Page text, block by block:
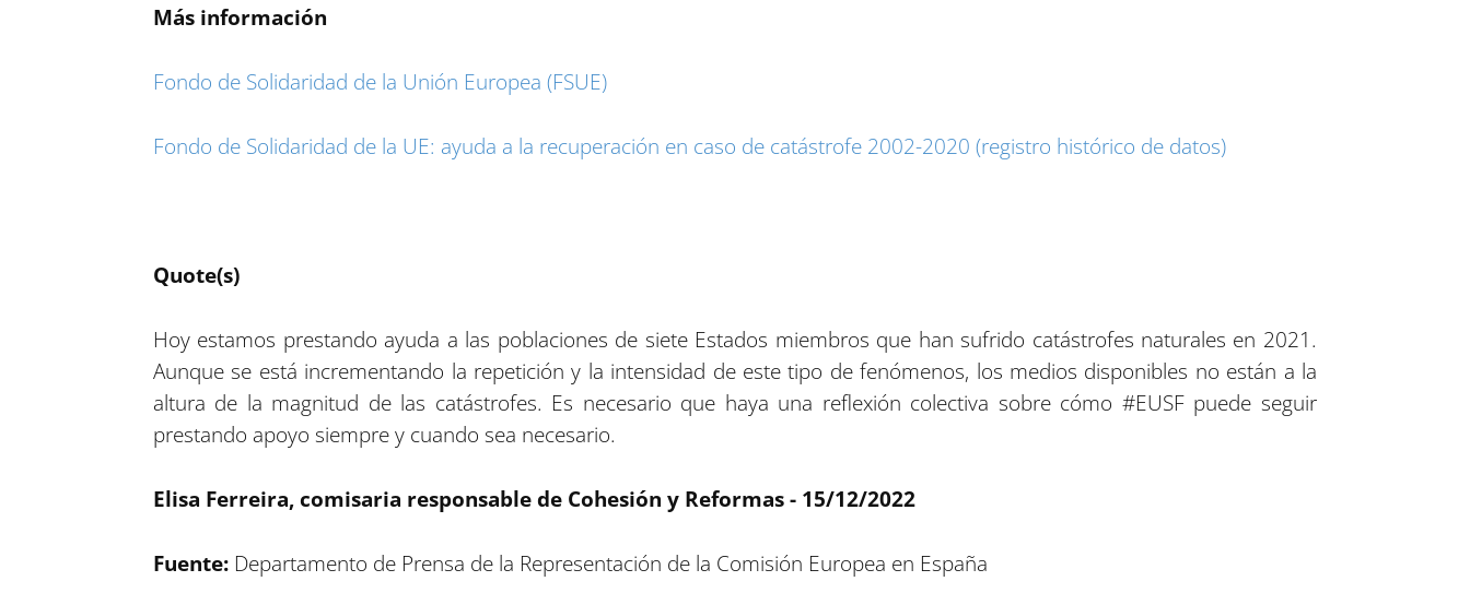
Más información
Fondo de Solidaridad de la Unión Europea (FSUE)
Fondo de Solidaridad de la UE: ayuda a la recuperación en caso de catástrofe 2002-2020 (registro histórico de datos)
Quote(s)
Hoy estamos prestando ayuda a las poblaciones de siete Estados miembros que han sufrido catástrofes naturales en 2021.
Aunque se está incrementando la repetición y la intensidad de este tipo de fenómenos, los medios disponibles no están a la
altura de la magnitud de las catástrofes. Es necesario que haya una reflexión colectiva sobre cómo #EUSF puede seguir
prestando apoyo siempre y cuando sea necesario.
Elisa Ferreira, comisaria responsable de Cohesión y Reformas - 15/12/2022
Fuente: Departamento de Prensa de la Representación de la Comisión Europea en España